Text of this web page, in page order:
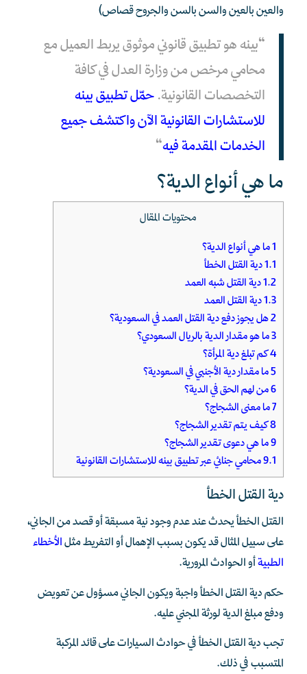
والعين بالعين والسن بالسن والجروح قصاص)
“بينه هو تطبيق قانوني موثوق يربط العميل مع
محامي مرخص من وزارة العدل في كافة
التخصصات القانونية. حمّل تطبيق بينه
للاستشارات القانونية الآن واكتشف جميع
الخدمات المقدمة فيه“
ما هي أنواع الدية؟
محتويات المقال
1ما هي أنواع الدية؟
1.1دية القتل الخطأ
1.2دية القتل شبه العمد
1.3دية القتل العمد
2هل يجوز دفع دية القتل العمد في السعودية؟
3ما هو مقدار الدية بالريال السعودي؟
4كم تبلغ دية المرأة؟
5ما مقدار دية الأجنبي في السعودية؟
6من لهم الحق في الدية؟
7ما معنى الشجاج؟
8كيف يتم تقدير الشجاج؟
9ما هي دعوى تقدير الشجاج؟
9.1محامي جنائي عبر تطبيق بينه للاستشارات القانونية
دية القتل الخطأ
القتل الخطأ يحدث عند عدم وجود نية مسبقة أو قصد من الجاني،
على سبيل المثال قد يكون بسبب الإهمال أو التفريط مثلالأخطاء
الطبيةأو الحوادث المرورية.
حكم دية القتل الخطأ واجبة ويكون الجاني مسؤول عن تعويض
ودفع مبلغ الدية لورثة المجني عليه.
تجب دية القتل الخطأ في حوادث السيارات على قائد المركبة
المتسبب في ذلك.